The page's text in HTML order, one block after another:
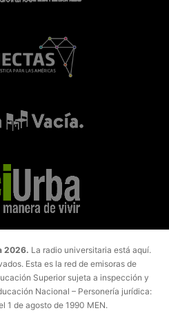
2026. La radio universitaria está aquí.
Esta es la red de emisoras de
Superior sujeta a inspección y
Nacional – Personería jurídica:
1 de agosto de 1990 MEN.